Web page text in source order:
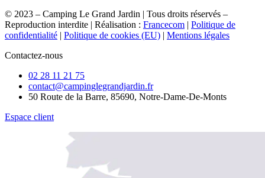
© 2023 – Camping Le Grand Jardin | Tous droits réservés –
Reproduction interdite | Réalisation : Francecom | Politique de
confidentialité | Politique de cookies (EU) | Mentions légales
Contactez-nous
02 28 11 21 75
contact@campinglegrandjardin.fr
50 Route de la Barre, 85690, Notre-Dame-De-Monts
Espace client